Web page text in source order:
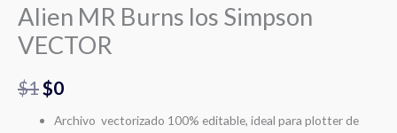
Alien MR Burns los Simpson
VECTOR
$1$0
Archivo vectorizado 100% editable, ideal para plotter de